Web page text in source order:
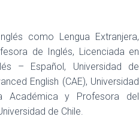
como Lengua Extranjera,
de Inglés, Licenciada en
– Español, Universidad de
English (CAE), Universidad
Académica y Profesora del
de Chile.